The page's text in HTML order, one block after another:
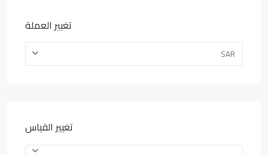
تغيير العملة
SAR
تغيير القياس